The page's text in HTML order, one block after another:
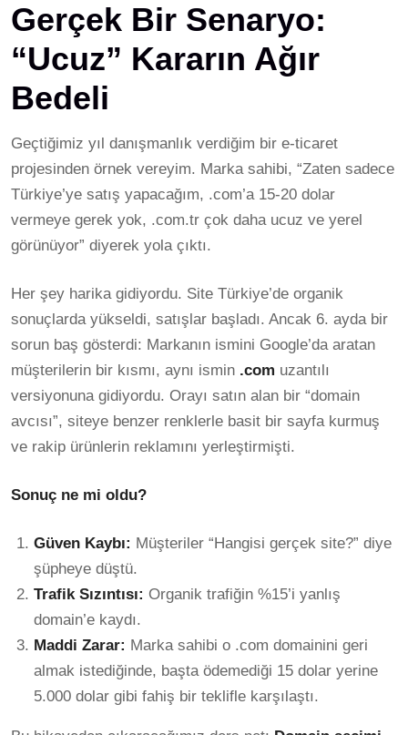
Gerçek Bir Senaryo:
“Ucuz” Kararın Ağır
Bedeli
Geçtiğimiz yıl danışmanlık verdiğim bir e-ticaret
projesinden örnek vereyim. Marka sahibi, “Zaten sadece
Türkiye’ye satış yapacağım, .com’a 15-20 dolar
vermeye gerek yok, .com.tr çok daha ucuz ve yerel
görünüyor” diyerek yola çıktı.
Her şey harika gidiyordu. Site Türkiye’de organik
sonuçlarda yükseldi, satışlar başladı. Ancak 6. ayda bir
sorun baş gösterdi: Markanın ismini Google’da aratan
müşterilerin bir kısmı, aynı ismin .com uzantılı
versiyonuna gidiyordu. Orayı satın alan bir “domain
avcısı”, siteye benzer renklerle basit bir sayfa kurmuş
ve rakip ürünlerin reklamını yerleştirmişti.
Sonuç ne mi oldu?
Güven Kaybı: Müşteriler “Hangisi gerçek site?” diye
şüpheye düştü.
Trafik Sızıntısı: Organik trafiğin %15’i yanlış
domain’e kaydı.
Maddi Zarar: Marka sahibi o .com domainini geri
almak istediğinde, başta ödemediği 15 dolar yerine
5.000 dolar gibi fahiş bir teklifle karşılaştı.